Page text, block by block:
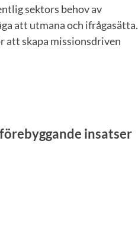
sektors behov av
att utmana och ifrågasätta.
att skapa missionsdriven
insatser